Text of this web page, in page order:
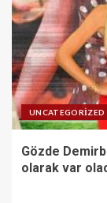
UNCATEGORIZED
Gözde
olarak var